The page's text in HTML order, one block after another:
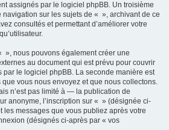
assignés par le logiciel phpBB. Un troisième
navigation sur les sujets de « », archivant de ce
consultés et permettant d’améliorer votre
», nous pouvons également créer une
au document qui est prévu pour couvrir
par le logiciel phpBB. La seconde manière est
vous nous envoyez et que nous collectons.
n’est pas limité à — la publication de
anonyme, l’inscription sur « » (désignée ci-
les messages que vous publiez après votre
(désignés ci-après par « vos